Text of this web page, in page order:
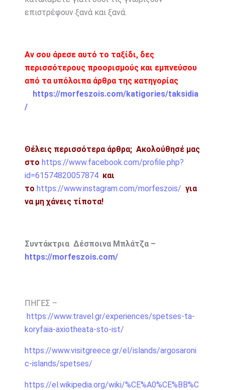
επιστρέφουν ξανά και ξανά.
Αν σου άρεσε αυτό το ταξίδι, δες
περισσότερους προορισμούς και εμπνεύσου
από τα υπόλοιπα άρθρα της κατηγορίας
https://morfeszois.com/katigories/taksidia
/
Θέλεις περισσότερα άρθρα; Ακολούθησέ μας
στο https://www.facebook.com/profile.php?
id=61574820057874 και
το https://www.instagram.com/morfeszois/ για
να μη χάνεις τίποτα!
Συντάκτρια Δέσποινα Μπλάτζα –
https://morfeszois.com/
ΠΗΓΕΣ –
https://www.travel.gr/experiences/spetses-ta-
koryfaia-axiotheata-sto-ist/
https://www.visitgreece.gr/el/islands/argosaroni
c-islands/spetses/
https://el.wikipedia.org/wiki/%CE%A0%CE%BB%C